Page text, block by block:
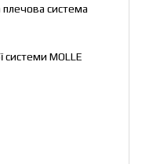
система
системи MOLLE